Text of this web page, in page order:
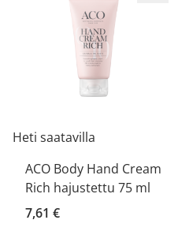
Heti saatavilla
ACO Body Hand Cream
Rich hajustettu 75 ml
7,61 €